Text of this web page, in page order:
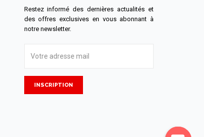
Restez informé des dernières actualités et
des offres exclusives en vous abonnant à
notre newsletter.
INSCRIPTION